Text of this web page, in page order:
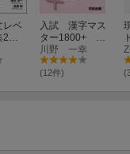
レベ
2初
入試 漢字マス
ター1800+ 四
訂版
川野 一幸
(12件)